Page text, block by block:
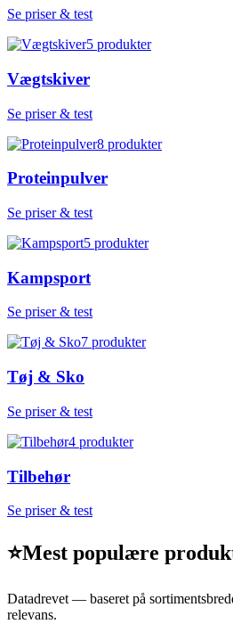
Se priser & test
5 produkter
Vægtskiver
Se priser & test
8 produkter
Proteinpulver
Se priser & test
5 produkter
Kampsport
Se priser & test
7 produkter
Tøj & Sko
Se priser & test
4 produkter
Tilbehør
Se priser & test
⭐Mest populære
Datadrevet — baseret på
relevans.